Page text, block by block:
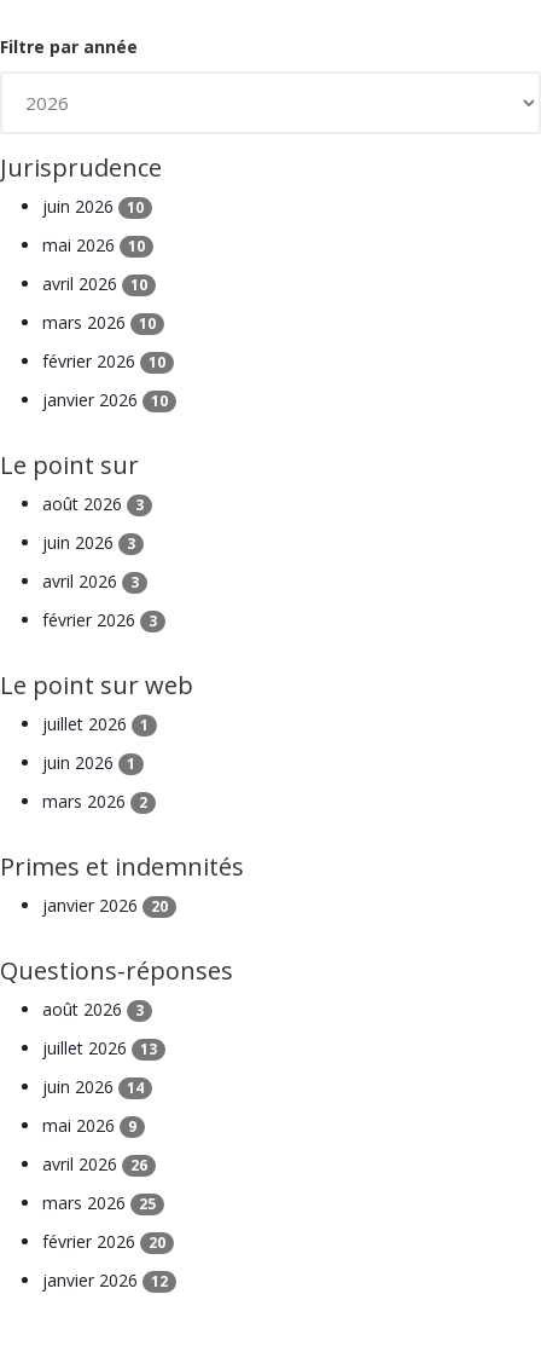
Filtre par année
Jurisprudence
juin 2026 10
mai 2026 10
avril 2026 10
mars 2026 10
février 2026 10
janvier 2026 10
Le point sur
août 2026 3
juin 2026 3
avril 2026 3
février 2026 3
Le point sur web
juillet 2026 1
juin 2026 1
mars 2026 2
Primes et indemnités
janvier 2026 20
Questions-réponses
août 2026 3
juillet 2026 13
juin 2026 14
mai 2026 9
avril 2026 26
mars 2026 25
février 2026 20
janvier 2026 12